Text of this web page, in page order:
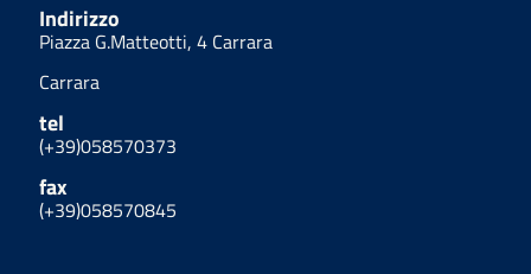
Indirizzo
Piazza G.Matteotti, 4 Carrara
Carrara
tel
(+39)058570373
fax
(+39)058570845